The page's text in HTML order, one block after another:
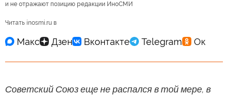
и не отражают позицию редакции ИноСМИ
Читать inosmi.ru в
Советский Союз еще не распался в той мере, в